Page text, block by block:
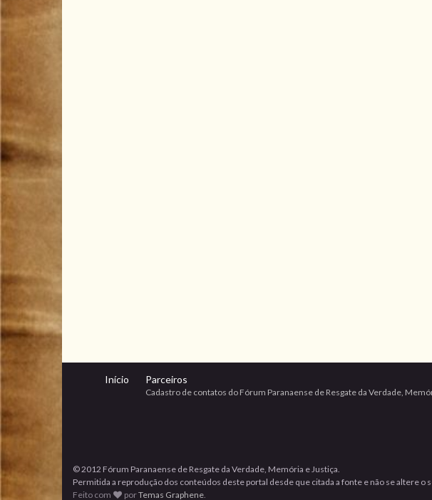
Início Parceiros
Cadastro de contatos do Fórum Paranaense de Resgate da Verdade,
© 2012 Fórum Paranaense de Resgate da Verdade, Memória e Justiça.
Permitida a reprodução dos conteúdos deste portal desde que citada a fonte e não se altere
Feito com
porTemas Graphene.